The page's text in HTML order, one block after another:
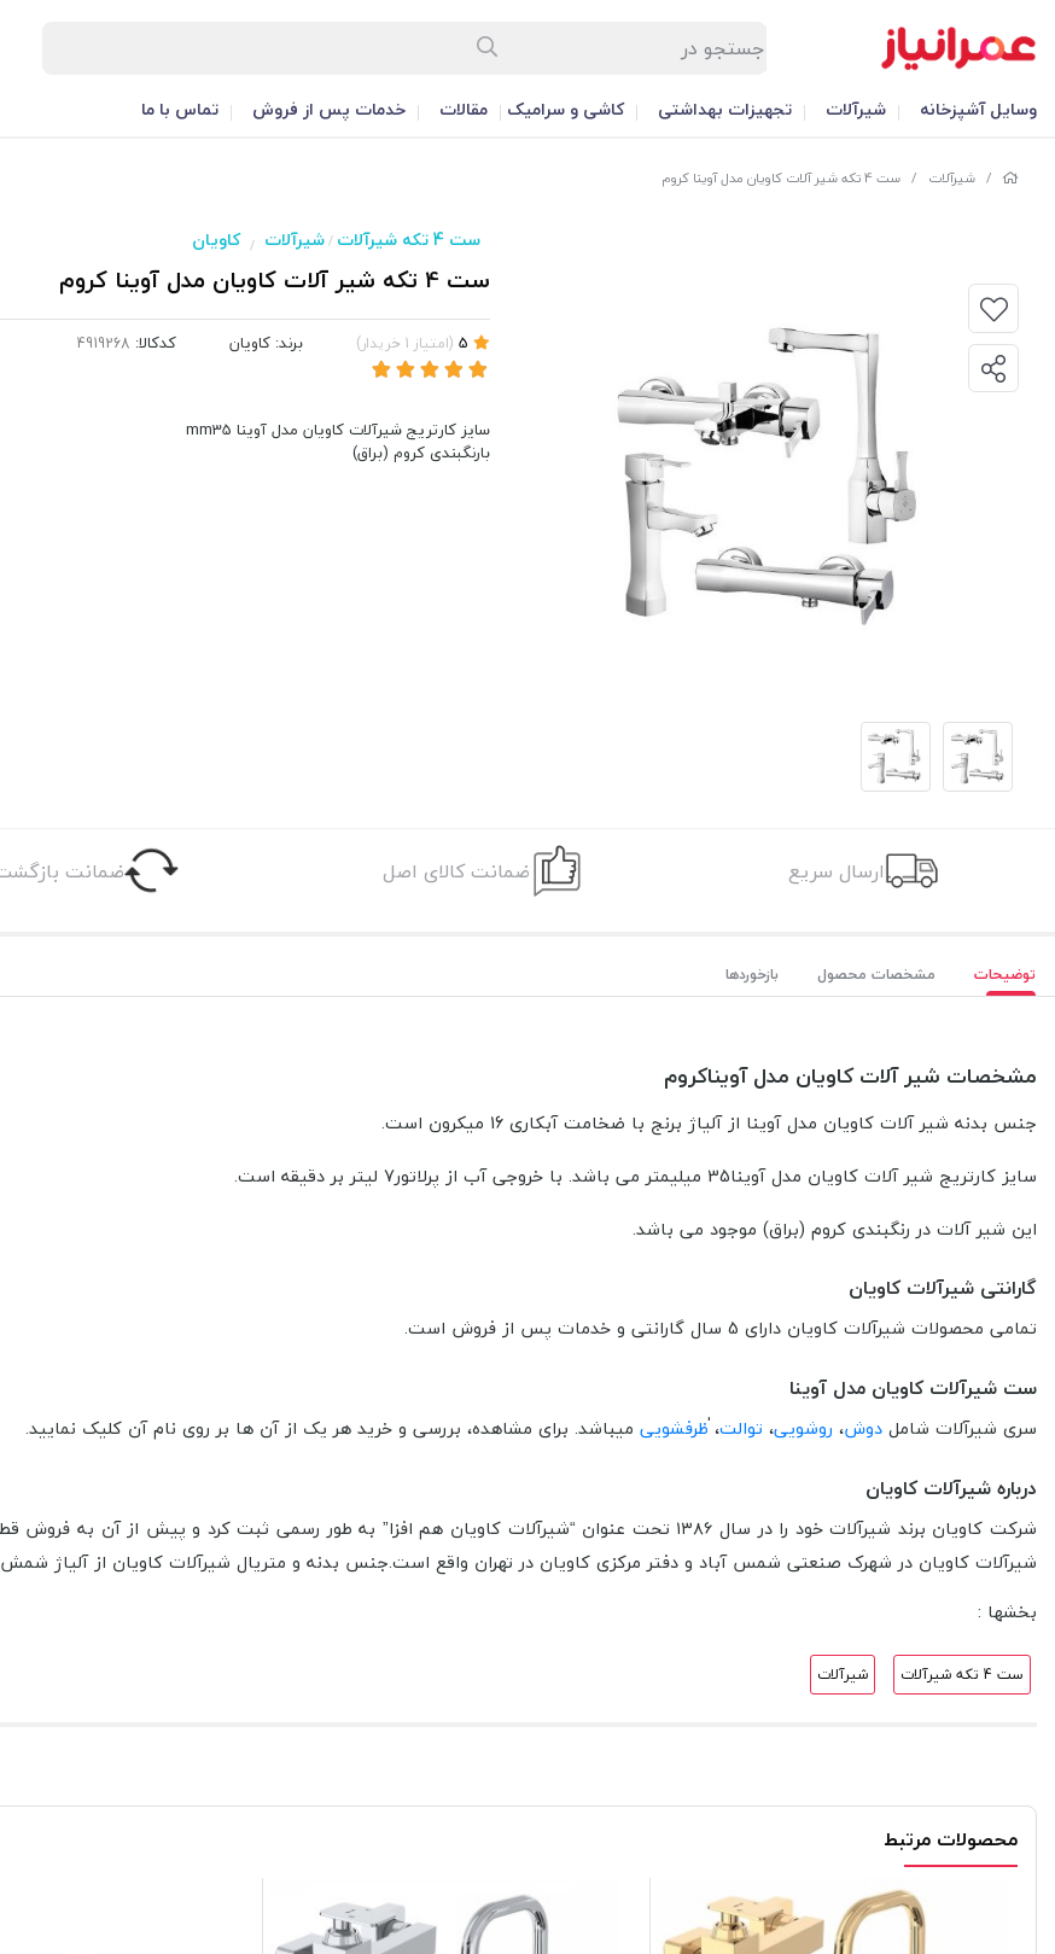
وسایل آشپزخانه شیرآلات تجهیزات بهداشتی کاشی و سرامیک مقالات خدمات پس از فروش تماس با ما
/ شیرآلات / ست 4 تکه شیر آلات کاویان مدل آوینا کروم
ست 4 تکه شیرآلات /شیرآلات / کاویان
ست 4 تکه شیر آلات کاویان مدل آوینا کروم
(امتیاز 1 خریدار) برند: کاویان کدکالا:
سایز کارتریج شیرآلات کاویان مدل آوینا mm35
بارنگبندی کروم (براق)
ارسال سریع ضمانت کالای اصل ضمانت
توضیحات مشخصات محصول بازخوردها
مشخصات شیر آلات کاویان مدل آویناکروم
جنس بدنه شیر آلات کاویان مدل آوینا از آلیاژ برنج با ضخامت آبکاری 16 میکرون است.
سایز کارتریج شیر آلات کاویان مدل آوینا35 میلیمتر می باشد. با خروجی آب از پرلاتور7 لیتر بر دقیقه است.
این شیر آلات در رنگبندی کروم (براق) موجود می باشد.
گارانتی شیرآلات کاویان
تمامی محصولات شیرآلات کاویان دارای 5 سال گارانتی و خدمات پس از فروش است.
ست شیرآلات کاویان مدل آوینا
سری شیرآلات شامل دوش، روشویی، توالت، ٰظرفشویی میباشد. برای مشاهده، بررسی و خرید هر یک از آن ها بر روی نام آن کلیک نمایید.
درباره شیرآلات کاویان
شرکت کاویان برند شیرآلات خود را در سال ۱۳۸۶ تحت عنوان “شیرآلات کاویان هم افزا” به طور رسمی ثبت کرد
شیرآلات کاویان در شهرک صنعتی شمس آباد و دفتر مرکزی کاویان در تهران واقع است.جنس بدنه و متریال شیرآلات کاویان از آلیاژ شمش برنج
بخشها :
ست 4 تکه شیرآلات شیرآلات
محصولات مرتبط